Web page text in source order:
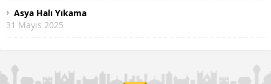
Asya Halı Yıkama
31 Mayıs 2025